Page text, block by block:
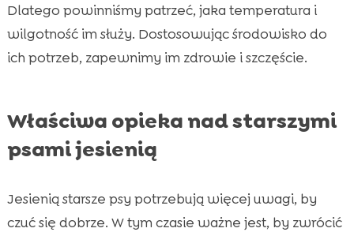
Dlatego powinniśmy patrzeć, jaka temperatura i
wilgotność im służy. Dostosowując środowisko do
ich potrzeb, zapewnimy im zdrowie i szczęście.
Właściwa opieka nad starszymi
psami jesienią
Jesienią starsze psy potrzebują więcej uwagi, by
czuć się dobrze. W tym czasie ważne jest, by zwrócić